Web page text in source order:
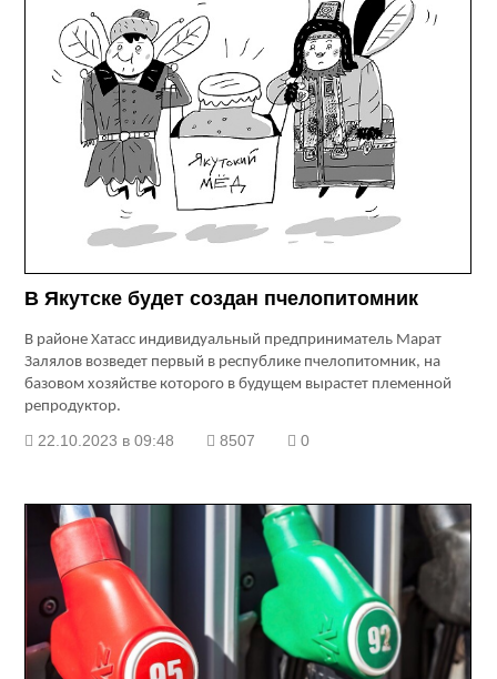
В Якутске будет создан пчелопитомник
В районе Хатасс индивидуальный предприниматель Марат
Залялов возведет первый в республике пчелопитомник, на
базовом хозяйстве которого в будущем вырастет племенной
репродуктор.
22.10.2023 в 09:48 8507 0